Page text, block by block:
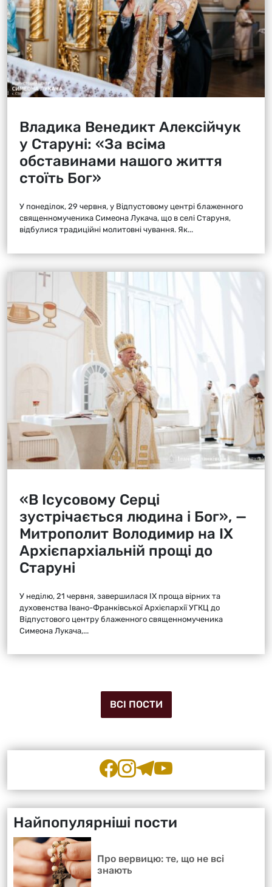
Владика Венедикт Алексійчук
у Старуні: «За всіма
обставинами нашого життя
стоїть Бог»
У понеділок, 29 червня, у Відпустовому центрі блаженного
священномученика Симеона Лукача, що в селі Старуня,
відбулися традиційні молитовні чування. Як...
«В Ісусовому Серці
зустрічається людина і Бог», —
Митрополит Володимир на ІХ
Архієпархіальній прощі до
Старуні
У неділю, 21 червня, завершилася ІХ проща вірних та
духовенства Івано-Франківської Архієпархії УГКЦ до
Відпустового центру блаженного священномученика
Симеона Лукача,...
ВСІ ПОСТИ
Найпопулярніші пости
Про вервицю: те, що не всі
знають